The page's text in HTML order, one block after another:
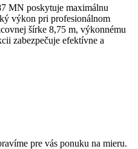
MN poskytuje maximálnu
výkon pri profesionálnom
šírke 8,75 m, výkonnému
zabezpečuje efektívne a
pre vás ponuku na mieru.